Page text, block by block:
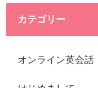
カテゴリー
オンライン英会話